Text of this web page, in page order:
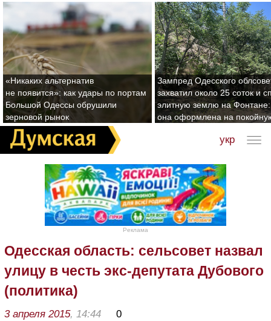
«Никаких альтернатив
не появится»: как удары по портам
Большой Одессы обрушили
зерновой рынок
Зампред Одесского
захватил около 25 соток и
элитную землю на Фонтане:
она оформлена на
укр
Реклама
Одесская область: сельсовет назвал
улицу в честь экс-депутата Дубового
(политика)
3 апреля 2015, 14:44 0